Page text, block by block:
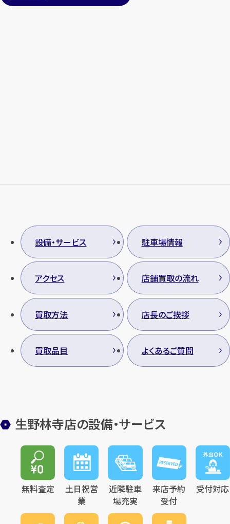
設備・サービス 駐車場情報
アクセス 店舗買取の流れ
買取方法 店長のご挨拶
買取品目 よくあるご質問
生野林寺店の設備・サービス
無料査定
土日祝営
業
近隣駐車
場充実
来店予約
受付
受付対応